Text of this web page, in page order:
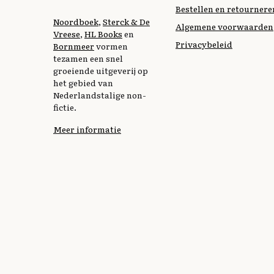
Noordboek, Sterck & De
Vreese, HL Books en
Bornmeervormen
tezamen een snel
groeiende uitgeverij op
het gebied van
Nederlandstalige non-
fictie.
Meer informatie
Bestellen en
Algemene voorwaarden
Privacybeleid